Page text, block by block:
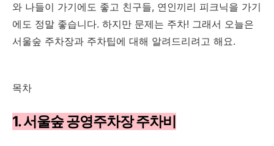
와 나들이 가기에도 좋고 친구들, 연인끼리 피크닉을 가기
에도 정말 좋습니다. 하지만 문제는 주차! 그래서 오늘은
서울숲 주차장과 주차팁에 대해 알려드리려고 해요.
목차
1. 서울숲 공영주차장 주차비